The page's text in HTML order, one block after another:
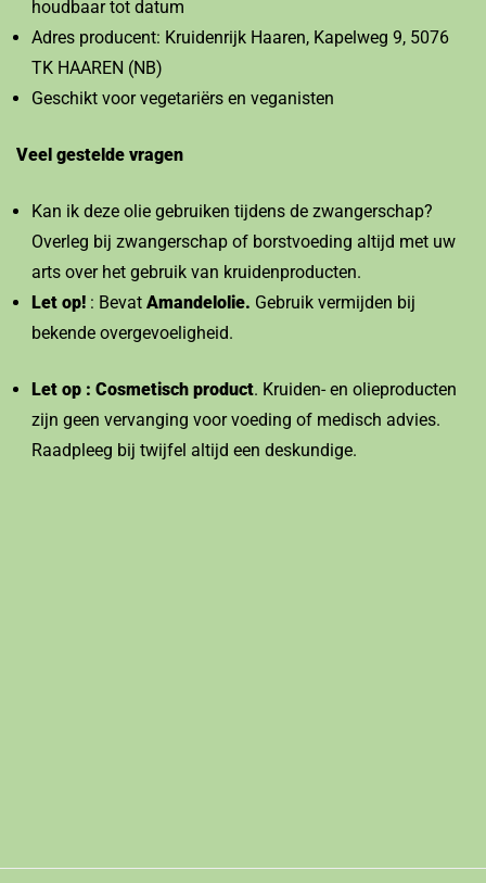
houdbaar tot datum
Adres producent: Kruidenrijk Haaren, Kapelweg 9, 5076
TK HAAREN (NB)
Geschikt voor vegetariërs en veganisten
Veel gestelde vragen
Kan ik deze olie gebruiken tijdens de zwangerschap?
Overleg bij zwangerschap of borstvoeding altijd met uw
arts over het gebruik van kruidenproducten.
Let op! : Bevat Amandelolie. Gebruik vermijden bij
bekende overgevoeligheid.
Let op : Cosmetisch product. Kruiden- en olieproducten
zijn geen vervanging voor voeding of medisch advies.
Raadpleeg bij twijfel altijd een deskundige.